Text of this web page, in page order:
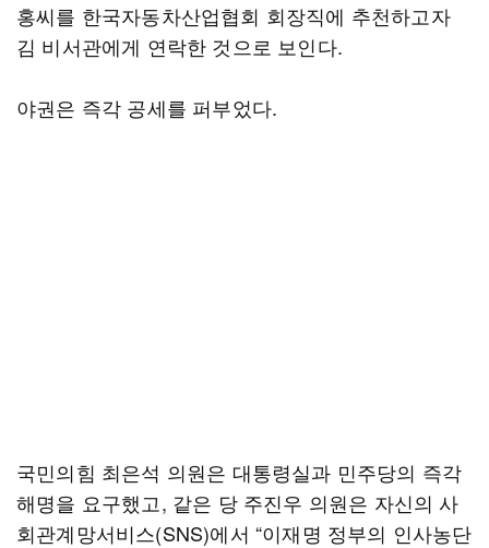
홍씨를 한국자동차산업협회 회장직에 추천하고자
김 비서관에게 연락한 것으로 보인다.
야권은 즉각 공세를 퍼부었다.
국민의힘 최은석 의원은 대통령실과 민주당의 즉각
해명을 요구했고, 같은 당 주진우 의원은 자신의 사
회관계망서비스(SNS)에서 “이재명 정부의 인사농단